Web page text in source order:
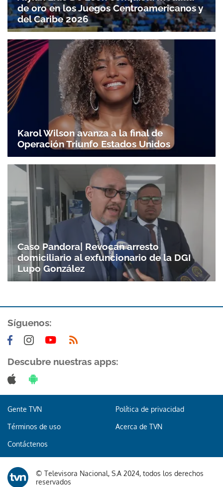
Gracias por suscribirte a nuestro boletín.
ACEPTAR
de oro en los Juegos Centroamericanos y
del Caribe 2026
Karol Wilson avanza a la final de
Operación Triunfo Estados Unidos
Caso Pandora| Revocan arresto
domiciliario al exfuncionario de la DGI
Lupo González
Síguenos:
Descubre nuestras apps:
Gente TVN Política de privacidad
Términos de uso Acerca de TVN
Contáctenos
© Televisora Nacional, S.A 2024, todos los derechos
reservados